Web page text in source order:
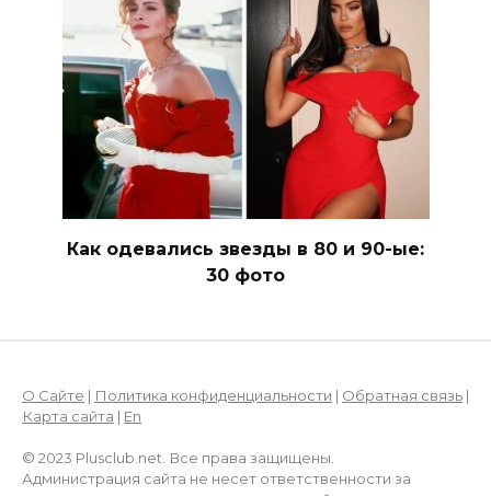
Как одевались звезды в 80 и 90-ые:
30 фото
О Сайте | Политика конфиденциальности | Обратная связь |
Карта сайта | En
© 2023 Plusclub.net. Все права защищены.
Администрация сайта не несет ответственности за